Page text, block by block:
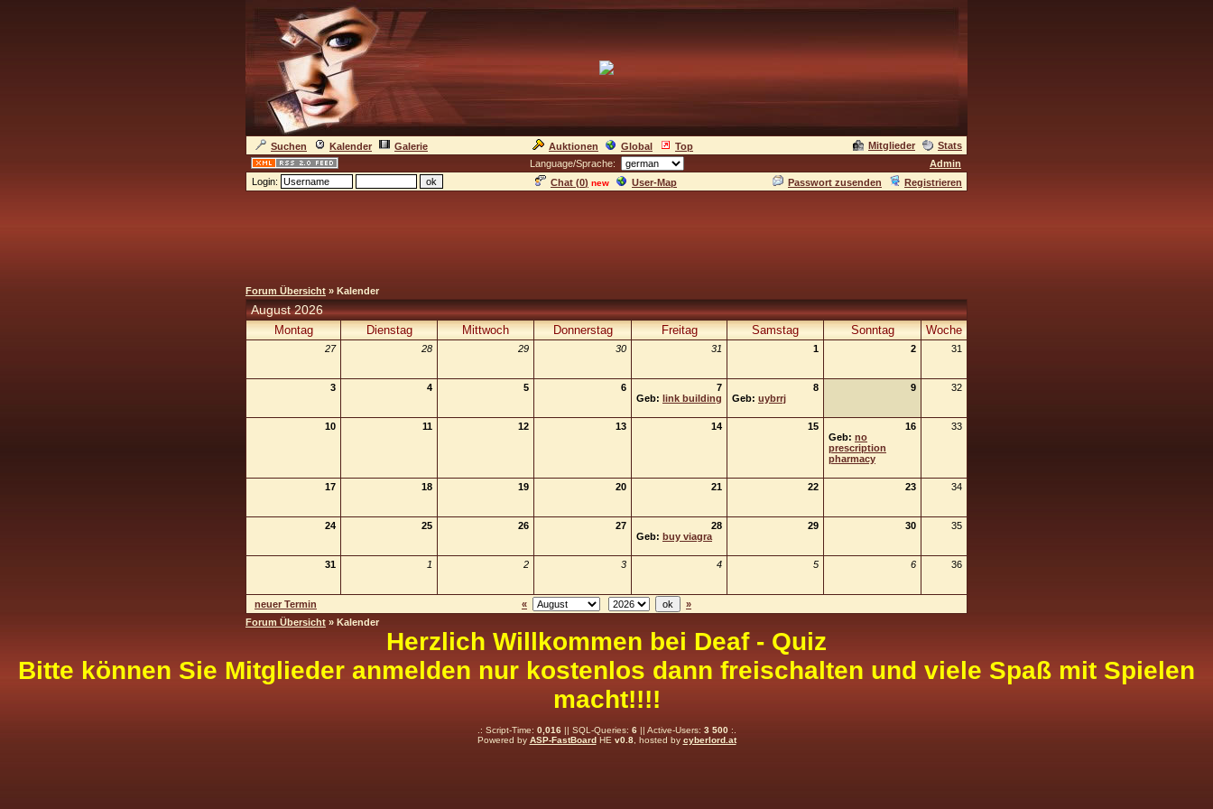
Suchen Kalender Galerie Auktionen Global Top Mitglieder
Stats
Language/Sprache:
Admin
Login:
Chat (0) new User-Map Passwort zusenden Registrieren
Forum Übersicht » Kalender
August 2026
Montag Dienstag Mittwoch Donnerstag Freitag Samstag Sonntag Woche
27 28 29 30 31 1 2 31
3 4 5 6
7
Geb: link building
8
Geb: uybrrj
9 32
10 11 12 13 14 15
16
Geb: no
prescription
pharmacy
33
17 18 19 20 21 22 23 34
24 25 26 27
28
Geb: buy viagra
29 30 35
31 1 2 3 4 5 6 36
neuer Termin «
»
Forum Übersicht » Kalender
Herzlich Willkommen bei Deaf - Quiz
Bitte können Sie Mitglieder anmelden nur kostenlos dann freischalten und viele Spaß mit Spielen
macht!!!!
.: Script-Time: 0,016|| SQL-Queries: 6|| Active-Users: 3 500:.
Powered by ASP-FastBoardHE v0.8, hosted by cyberlord.at